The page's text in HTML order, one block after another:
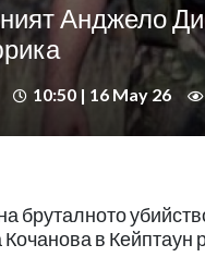
Анджело
10:50 | 16 May 26
бруталното
Кочанова в